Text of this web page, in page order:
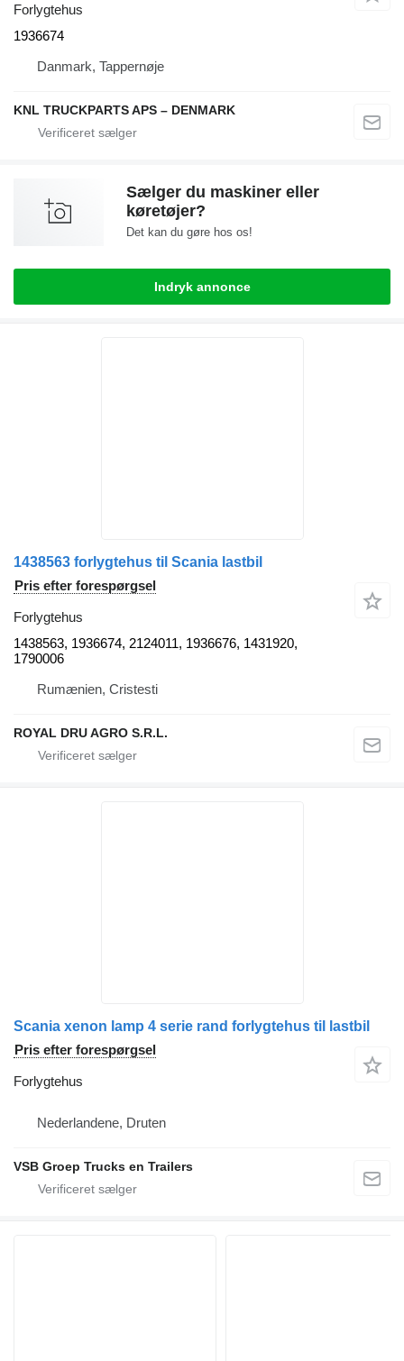
Forlygtehus
1936674
Danmark, Tappernøje
KNL TRUCKPARTS APS – DENMARK
Sælger du maskiner eller
køretøjer?
Det kan du gøre hos os!
Indryk annonce
1438563 forlygtehus til Scania lastbil
Pris efter forespørgsel
Forlygtehus
1438563, 1936674, 2124011, 1936676, 1431920,
1790006
Rumænien, Cristesti
ROYAL DRU AGRO S.R.L.
Scania xenon lamp 4 serie rand forlygtehus til lastbil
Pris efter forespørgsel
Forlygtehus
Nederlandene, Druten
VSB Groep Trucks en Trailers